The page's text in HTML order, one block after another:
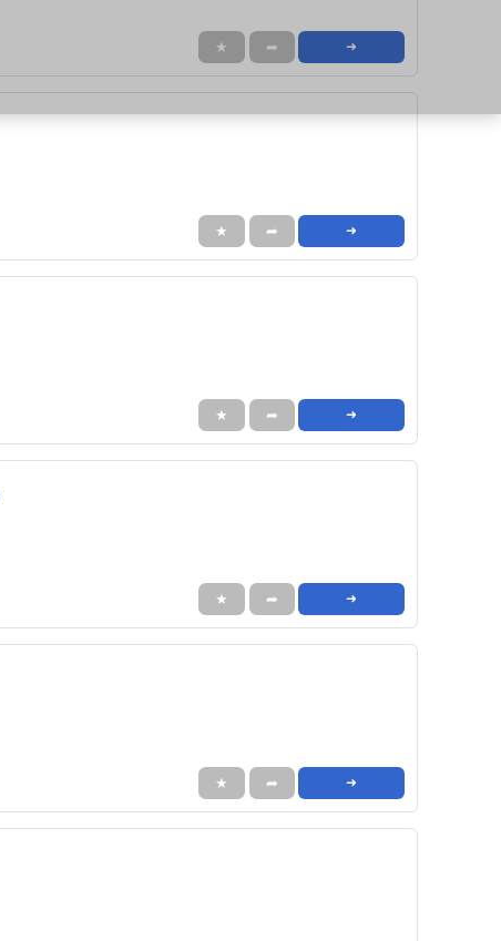
★ ➦ ➜
★ ➦ ➜
★ ➦ ➜
★ ➦ ➜
★ ➦ ➜